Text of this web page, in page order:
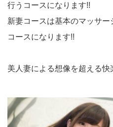
行うコースになります!!
新妻コースは基本のマッサ
コースになります!!
美人妻による想像を超える快